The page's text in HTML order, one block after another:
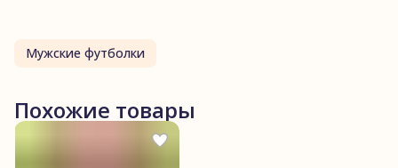
Мужские футболки
Похожие товары